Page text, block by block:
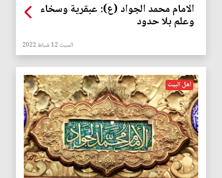
الامام محمد الجواد (ع): عبقرية وسخاء
وعلم بلا حدود
السبت 12 شباط 2022
اهل البيت